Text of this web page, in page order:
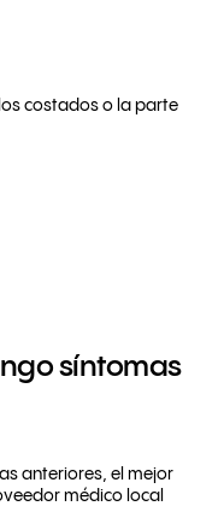
costados o la parte
síntomas
anteriores, el mejor
médico local